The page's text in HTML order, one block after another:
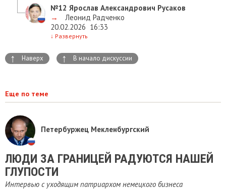
№12 Ярослав Александрович Русаков
→
Леонид Радченко
20.02.2026 16:33
↓ Развернуть
↑ Наверх ↑ В начало дискуссии
Еще по теме
Петербуржец Мекленбургский
ЛЮДИ ЗА ГРАНИЦЕЙ РАДУЮТСЯ НАШЕЙ
ГЛУПОСТИ
Интервью с уходящим патриархом немецкого бизнеса